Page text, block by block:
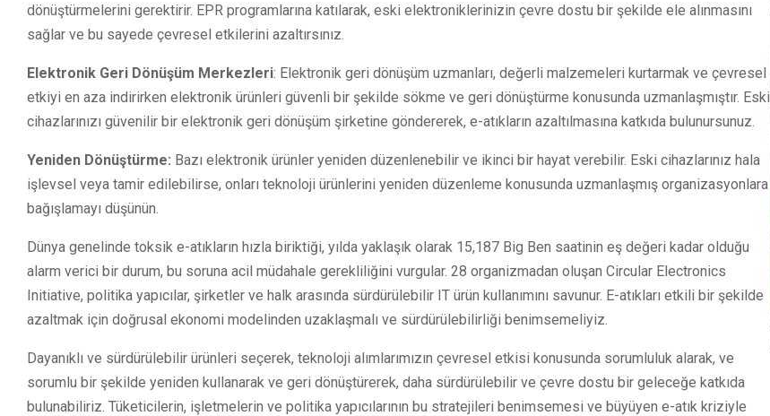
dönüştürmelerini gerektirir. EPR programlarına katılarak, eski elektroniklerinizin çevre dostu bir şekilde ele alınmasını
sağlar ve bu sayede çevresel etkilerini azaltırsınız.
Elektronik Geri Dönüşüm Merkezleri: Elektronik geri dönüşüm uzmanları, değerli malzemeleri kurtarmak ve çevresel
etkiyi en aza indirirken elektronik ürünleri güvenli bir şekilde sökme ve geri dönüştürme konusunda uzmanlaşmıştır. Eski
cihazlarınızı güvenilir bir elektronik geri dönüşüm şirketine göndererek, e-atıkların azaltılmasına katkıda bulunursunuz.
Yeniden Dönüştürme: Bazı elektronik ürünler yeniden düzenlenebilir ve ikinci bir hayat verebilir. Eski cihazlarınız hala
işlevsel veya tamir edilebilirse, onları teknoloji ürünlerini yeniden düzenleme konusunda uzmanlaşmış organizasyonlara
bağışlamayı düşünün.
Dünya genelinde toksik e-atıkların hızla biriktiği, yılda yaklaşık olarak 15,187 Big Ben saatinin eş değeri kadar olduğu
alarm verici bir durum, bu soruna acil müdahale gerekliliğini vurgular. 28 organizmadan oluşan Circular Electronics
Initiative, politika yapıcılar, şirketler ve halk arasında sürdürülebilir IT ürün kullanımını savunur. E-atıkları etkili bir şekilde
azaltmak için doğrusal ekonomi modelinden uzaklaşmalı ve sürdürülebilirliği benimsemeliyiz.
Dayanıklı ve sürdürülebilir ürünleri seçerek, teknoloji alımlarımızın çevresel etkisi konusunda sorumluluk alarak, ve
sorumlu bir şekilde yeniden kullanarak ve geri dönüştürerek, daha sürdürülebilir ve çevre dostu bir geleceğe katkıda
bulunabiliriz. Tüketicilerin, işletmelerin ve politika yapıcılarının bu stratejileri benimsemesi ve büyüyen e-atık kriziyle